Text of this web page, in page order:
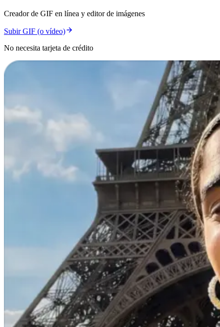
Creador de GIF en línea y editor de imágenes
Subir GIF (o vídeo)
No necesita tarjeta de crédito